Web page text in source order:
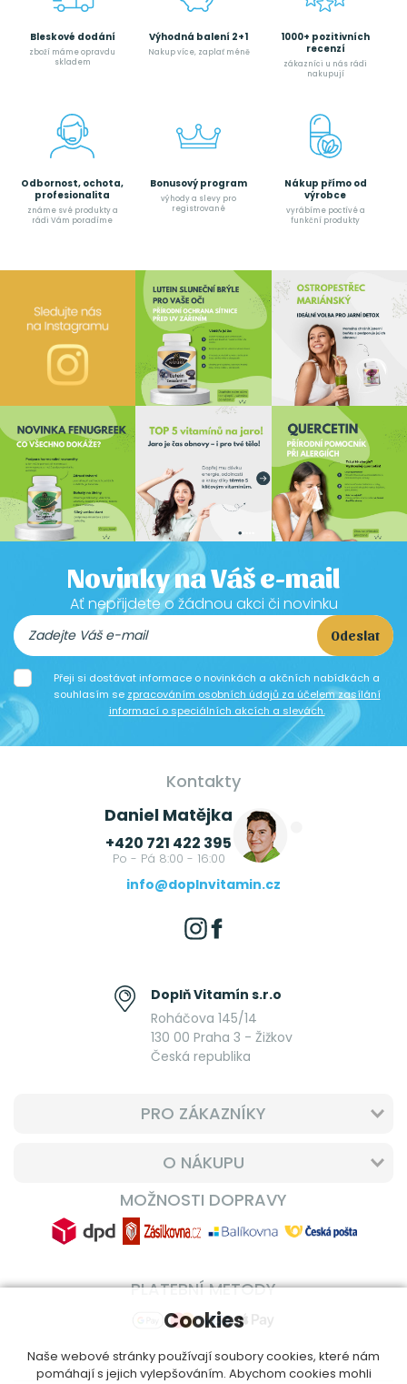
Bleskové dodání
zboží máme opravdu
skladem
Výhodná balení 2+1
Nakup více, zaplať méně
1000+ pozitivních
recenzí
zákazníci u nás rádi
nakupují
Odbornost, ochota,
profesionalita
známe své produkty a
rádi Vám poradíme
Bonusový program
výhody a slevy pro
registrované
Nákup přímo od
výrobce
vyrábíme poctívé a
funkční produkty
Novinky na Váš e-mail
Ať nepřijdete o žádnou akci či novinku
Odeslat
Přeji si dostávat informace o novinkách a akčních nabídkách a
souhlasím se zpracováním osobních údajů za účelem zasílání
informací o speciálních akcích a slevách.
Kontakty
Daniel Matějka
+420 721 422 395
Po - Pá 8:00 - 16:00
info@doplnvitamin.cz
Doplň Vitamín s.r.o
Roháčova 145/14
130 00 Praha 3 - Žižkov
Česká republika
PRO ZÁKAZNÍKY
O NÁKUPU
MOŽNOSTI DOPRAVY
PLATEBNÍ METODY
Cookies
Naše webové stránky používají soubory cookies, které nám
pomáhají s jejich vylepšováním. Abychom cookies mohli